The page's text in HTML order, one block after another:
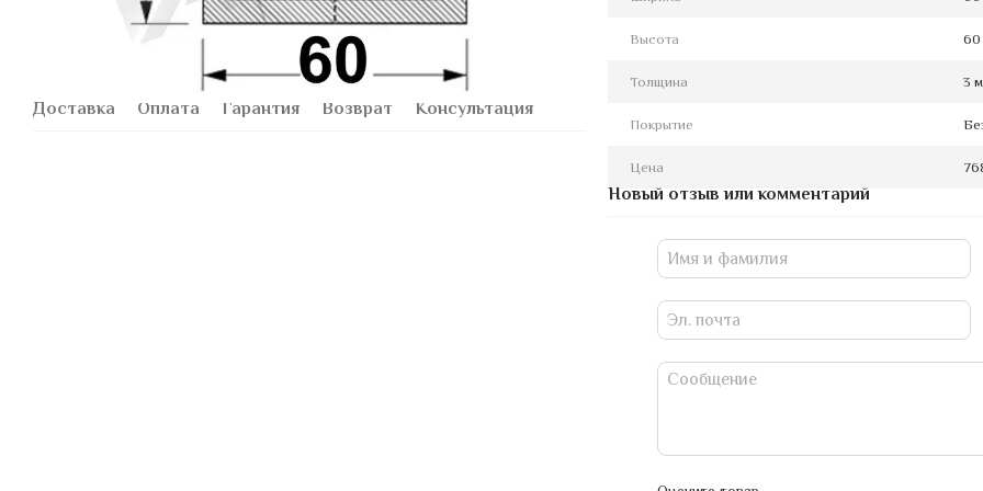
Доставка Оплата Гарантия Возврат Консультация
Высота 60
Толщина 3
Покрытие
Цена
Новый отзыв или комментарий